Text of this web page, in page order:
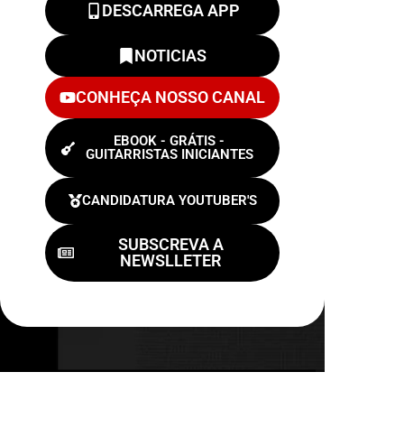
DESCARREGA APP
NOTICIAS
CONHEÇA NOSSO CANAL
EBOOK - GRÁTIS -
GUITARRISTAS INICIANTES
CANDIDATURA YOUTUBER'S
SUBSCREVA A
NEWSLLETER